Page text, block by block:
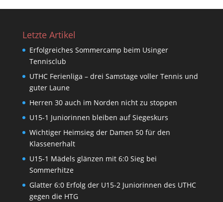
Letzte Artikel
Erfolgreiches Sommercamp beim Usinger
Tennisclub
UTHC Ferienliga – drei Samstage voller Tennis und
guter Laune
Herren 30 auch im Norden nicht zu stoppen
U15-1 Juniorinnen bleiben auf Siegeskurs
Wichtiger Heimsieg der Damen 50 für den
Klassenerhalt
U15-1 Mädels glänzen mit 6:0 Sieg bei
Sommerhitze
Glatter 6:0 Erfolg der U15-2 Juniorinnen des UTHC
gegen die HTG